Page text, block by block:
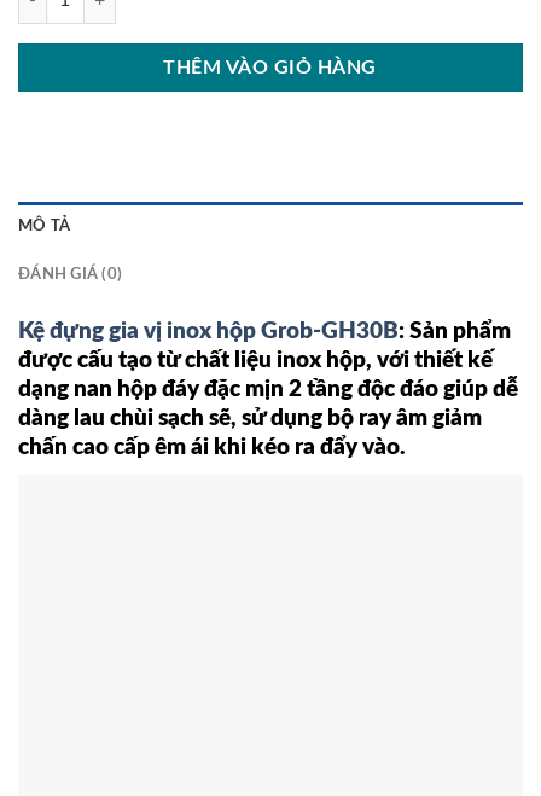
THÊM VÀO GIỎ HÀNG
MÔ TẢ
ĐÁNH GIÁ (0)
Kệ đựng gia vị inox hộp Grob-GH30B: Sản phẩm
được cấu tạo từ chất liệu inox hộp, với thiết kế
dạng nan hộp đáy đặc mịn 2 tầng độc đáo giúp dễ
dàng lau chùi sạch sẽ, sử dụng bộ ray âm giảm
chấn cao cấp êm ái khi kéo ra đẩy vào.